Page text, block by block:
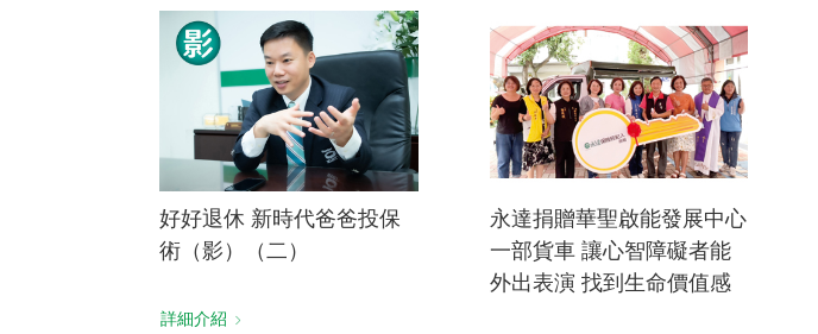
好好退休 新時代爸爸投保
術（影）（二）
詳細介紹
永達捐贈華聖啟能發展中心
一部貨車 讓心智障礙者能
外出表演 找到生命價值感